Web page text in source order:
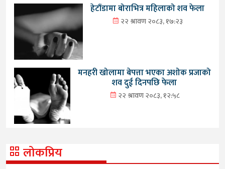
हेटौंडामा बोराभित्र महिलाको शव फेला
२२ श्रावण २०८३, १७:२३
मनहरी खोलामा बेपत्ता भएका अशोक प्रजाको
शव दुई दिनपछि फेला
२२ श्रावण २०८३, १२:५८
लोकप्रिय